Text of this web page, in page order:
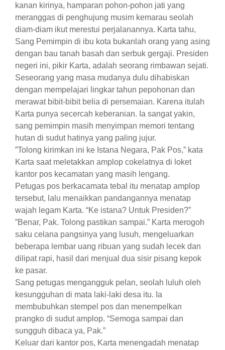
kanan kirinya, hamparan pohon-pohon jati yang
meranggas di penghujung musim kemarau seolah
diam-diam ikut merestui perjalanannya. Karta tahu,
Sang Pemimpin di ibu kota bukanlah orang yang asing
dengan bau tanah basah dan serbuk gergaji. Presiden
negeri ini, pikir Karta, adalah seorang rimbawan sejati.
Seseorang yang masa mudanya dulu dihabiskan
dengan mempelajari lingkar tahun pepohonan dan
merawat bibit-bibit belia di persemaian. Karena itulah
Karta punya secercah keberanian. Ia sangat yakin,
sang pemimpin masih menyimpan memori tentang
hutan di sudut hatinya yang paling jujur.
​”Tolong kirimkan ini ke Istana Negara, Pak Pos,” kata
Karta saat meletakkan amplop cokelatnya di loket
kantor pos kecamatan yang masih lengang.
​Petugas pos berkacamata tebal itu menatap amplop
tersebut, lalu menaikkan pandangannya menatap
wajah legam Karta. “Ke istana? Untuk Presiden?”
​”Benar, Pak. Tolong pastikan sampai.” Karta merogoh
saku celana pangsinya yang lusuh, mengeluarkan
beberapa lembar uang ribuan yang sudah lecek dan
dilipat rapi, hasil dari menjual dua sisir pisang kepok
ke pasar.
​Sang petugas mengangguk pelan, seolah luluh oleh
kesungguhan di mata laki-laki desa itu. Ia
membubuhkan stempel pos dan menempelkan
prangko di sudut amplop. “Semoga sampai dan
sungguh dibaca ya, Pak.”
​Keluar dari kantor pos, Karta menengadah menatap